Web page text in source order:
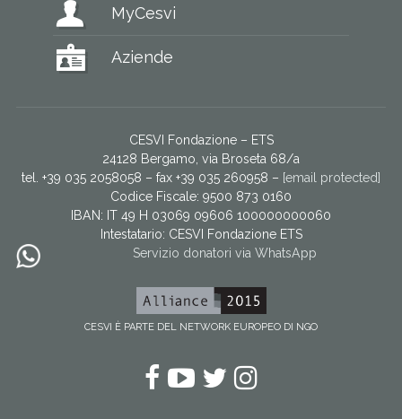
MyCesvi
Aziende
CESVI Fondazione – ETS
24128 Bergamo, via Broseta 68/a
tel. +39 035 2058058 – fax +39 035 260958 – [email protected]
Codice Fiscale: 9500 873 0160
IBAN: IT 49 H 03069 09606 100000000060
Intestatario: CESVI Fondazione ETS
Servizio donatori via WhatsApp
CESVI È PARTE DEL NETWORK EUROPEO DI NGO
Facebook
YouTube
Twitter
Instagram